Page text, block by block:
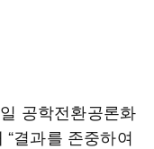
공학전환공론화
“결과를 존중하여